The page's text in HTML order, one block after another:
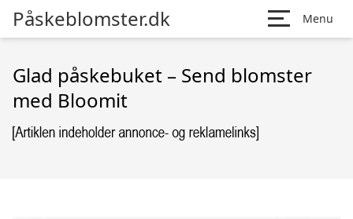
Påskeblomster.dk Menu
Glad påskebuket – Send blomster
med Bloomit